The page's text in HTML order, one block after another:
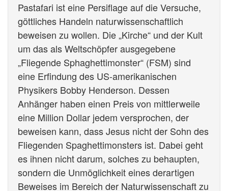
Pastafari ist eine Persiflage auf die Versuche,
göttliches Handeln naturwissenschaftlich
beweisen zu wollen. Die „Kirche“ und der Kult
um das als Weltschöpfer ausgegebene
„Fliegende Sphaghettimonster“ (FSM) sind
eine Erfindung des US-amerikanischen
Physikers Bobby Henderson. Dessen
Anhänger haben einen Preis von mittlerweile
eine Million Dollar jedem versprochen, der
beweisen kann, dass Jesus nicht der Sohn des
Fliegenden Spaghettimonsters ist. Dabei geht
es ihnen nicht darum, solches zu behaupten,
sondern die Unmöglichkeit eines derartigen
Beweises im Bereich der Naturwissenschaft zu